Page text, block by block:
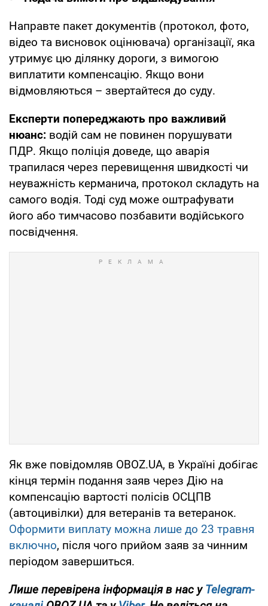
Направте пакет документів (протокол, фото,
відео та висновок оцінювача) організації, яка
утримує цю ділянку дороги, з вимогою
виплатити компенсацію. Якщо вони
відмовляються – звертайтеся до суду.
Експерти попереджають про важливий
нюанс: водій сам не повинен порушувати
ПДР. Якщо поліція доведе, що аварія
трапилася через перевищення швидкості чи
неуважність керманича, протокол складуть на
самого водія. Тоді суд може оштрафувати
його або тимчасово позбавити водійського
посвідчення.
Як вже повідомляв OBOZ.UA, в Україні добігає
кінця термін подання заяв через Дію на
компенсацію вартості полісів ОСЦПВ
(автоцивілки) для ветеранів та ветеранок.
Оформити виплату можна лише до 23 травня
включно, після чого прийом заяв за чинним
періодом завершиться.
Лише перевірена інформація в нас уTelegram-